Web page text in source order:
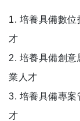
1. 培養具備數位
才
2. 培養具備創意
業人才
3. 培養具備專案
才